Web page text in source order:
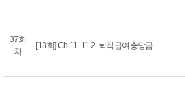
37회
차
[13회] Ch 11. 11.2. 퇴직급여충당금